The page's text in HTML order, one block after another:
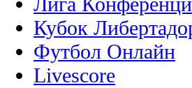
Кубок
Футбол Онлайн
Livescore